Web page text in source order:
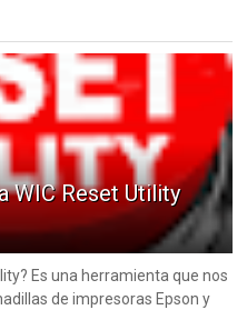
WIC Reset Utility
Es una herramienta que nos
de impresoras Epson y